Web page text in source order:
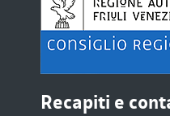
Recapiti e